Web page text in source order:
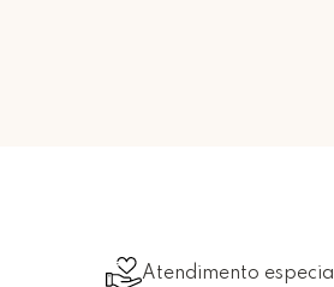
Atendimento especial